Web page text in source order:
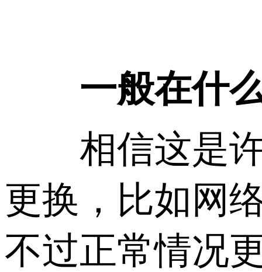
一般在什
相信这是许
更换，比如网
不过正常情况